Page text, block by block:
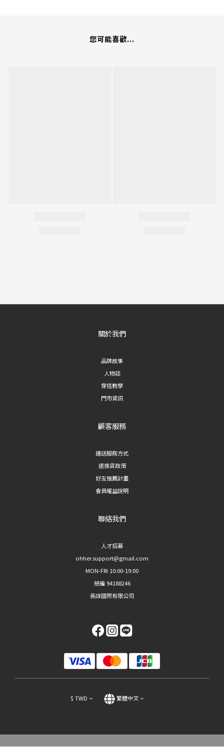
您可能喜歡...
關於我們
品牌故事
人物誌
穿搭教學
門市資訊
顧客服務
運送服務方式
退換貨政策
好友推薦計畫
會員權益說明
聯絡我們
人才招募
ohher.support@gmail.com
MON-FRI 10:00-19:00
統編 94188246
長諄國際有限公司
$ TWD 繁體中文